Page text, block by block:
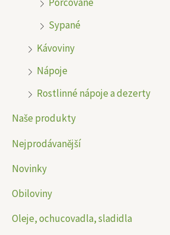
Sypané
Kávoviny
Nápoje
Rostlinné nápoje a dezerty
Naše produkty
Nejprodávanější
Novinky
Obiloviny
Oleje, ochucovadla, sladidla